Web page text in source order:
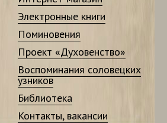
Электронные книги
Поминовения
Проект «Духовенство»
Воспоминания соловецких
узников
Библиотека
Контакты, вакансии